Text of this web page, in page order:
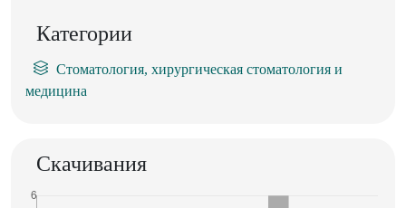
Категории
Стоматология, хирургическая стоматология и
медицина
Скачивания